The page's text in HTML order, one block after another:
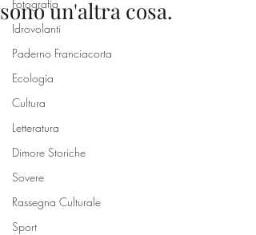
Fotografia
Idrovolanti
Paderno Franciacorta
Ecologia
Cultura
Letteratura
Dimore Storiche
Sovere
Rassegna Culturale
Sport
sono un'altra cosa.